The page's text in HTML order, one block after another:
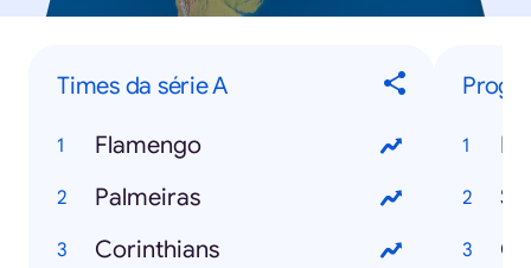
Times da série A
Flamengo
Palmeiras
Corinthians